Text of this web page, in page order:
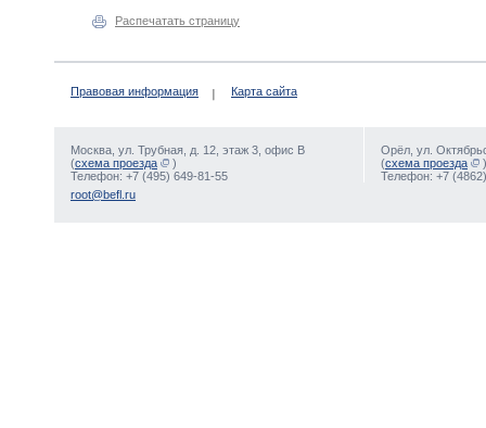
Распечатать страницу
Правовая информация Карта сайта
Москва, ул. Трубная, д. 12, этаж 3, офис В
(схема проезда
)
Телефон: +7 (495) 649-81-55
Орёл, ул.
(схема проезда
)
Телефон: +7
root@befl.ru